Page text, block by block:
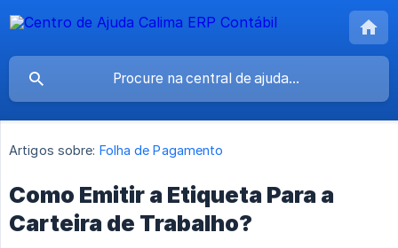
Artigos sobre: Folha de Pagamento
Como Emitir a Etiqueta Para a
Carteira de Trabalho?